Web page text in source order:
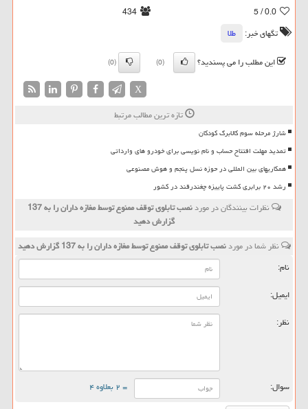
0.0
/ 5
434
تگهای خبر:
طلا
این مطلب را می پسندید؟
(0)
(0)
X
تازه ترین مطالب مرتبط
شارژ مرحله سوم کالابرگ کودکان
تمدید مهلت افتتاح حساب و نام نویسی برای خودرو های وارداتی
همکاریهای بین المللی در حوزه نسل پنجم و هوش مصنوعی
رشد ۲۰ برابری کشت پاییزه چغندرقند در کشور
نظرات بینندگان در مورد
نصب تابلوی توقف ممنوع توسط مغازه داران را به 137
گزارش دهید
نظر شما در موردنصب تابلوی توقف ممنوع توسط مغازه داران را به 137 گزارش دهید
نام:
ایمیل:
نظر:
سوال: = ۲ بعلاوه ۴